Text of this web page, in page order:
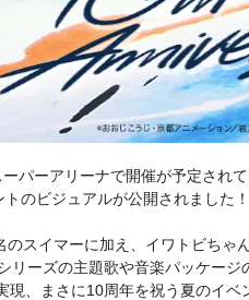
パーアリーナで開催が予定され
のビジュアルが公開されました！
のスイマーに加え、イワトビちゃ
リーズの主題歌や音楽パッケー
現、まさに10周年を祝う夏のイ